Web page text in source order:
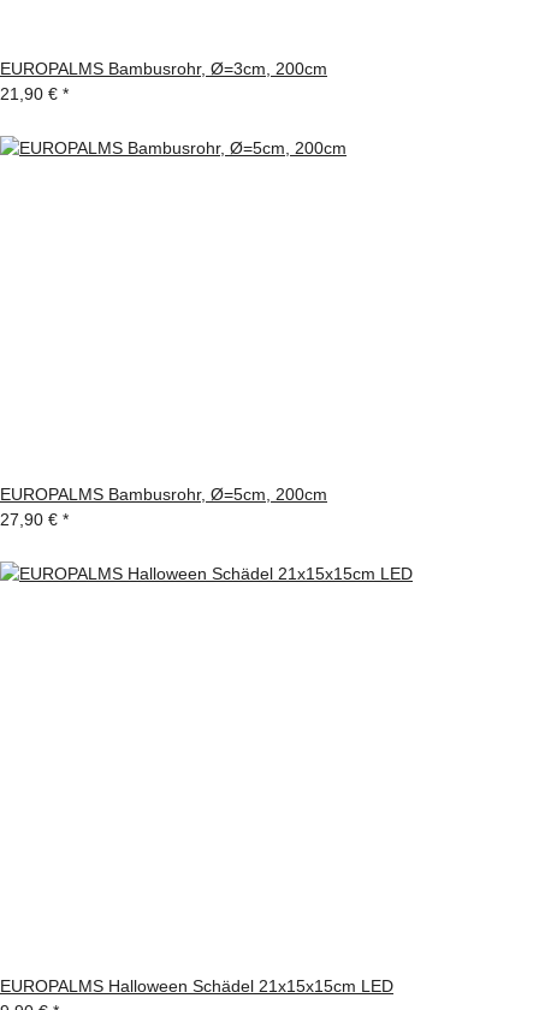
EUROPALMS Bambusrohr, Ø=3cm, 200cm
21,90 € *
EUROPALMS Bambusrohr, Ø=5cm, 200cm
27,90 € *
EUROPALMS Halloween Schädel 21x15x15cm LED